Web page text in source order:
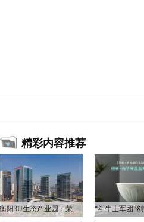
精彩内容推荐
衡阳3U生态产业园：荣电集团的政企合作新答卷